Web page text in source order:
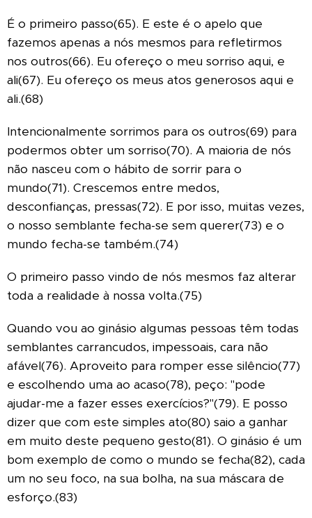
É o primeiro passo(65). E este é o apelo que
fazemos apenas a nós mesmos para refletirmos
nos outros(66). Eu ofereço o meu sorriso aqui, e
ali(67). Eu ofereço os meus atos generosos aqui e
ali.(68)
Intencionalmente sorrimos para os outros(69) para
podermos obter um sorriso(70). A maioria de nós
não nasceu com o hábito de sorrir para o
mundo(71). Crescemos entre medos,
desconfianças, pressas(72). E por isso, muitas vezes,
o nosso semblante fecha-se sem querer(73) e o
mundo fecha-se também.(74)
O primeiro passo vindo de nós mesmos faz alterar
toda a realidade à nossa volta.(75)
Quando vou ao ginásio algumas pessoas têm todas
semblantes carrancudos, impessoais, cara não
afável(76). Aproveito para romper esse silêncio(77)
e escolhendo uma ao acaso(78), peço: "pode
ajudar-me a fazer esses exercícios?"(79). E posso
dizer que com este simples ato(80) saio a ganhar
em muito deste pequeno gesto(81). O ginásio é um
bom exemplo de como o mundo se fecha(82), cada
um no seu foco, na sua bolha, na sua máscara de
esforço.(83)